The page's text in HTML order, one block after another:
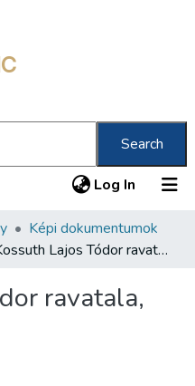
Search
Log In (current)
Képi dokumentumok
Kossuth Lajos Tódor ravatala, 1923. aug.
ravatala,